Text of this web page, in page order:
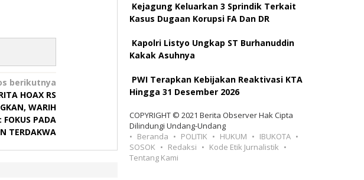
berikutnya
HOAX RS
WARIH
FOKUS PADA
TERDAKWA
Kejagung Keluarkan 3 Sprindik Terkait
Kasus Dugaan Korupsi FA Dan DR
Kapolri Listyo Ungkap ST Burhanuddin
Kakak Asuhnya
PWI Terapkan Kebijakan Reaktivasi KTA
Hingga 31 Desember 2026
COPYRIGHT © 2021 Berita Observer Hak Cipta
Dilindungi Undang-Undang
Beranda
POLITIK HUKUM
IBUKOTA
SOSOK
Redaksi
Kode Etik Jurnalistik
Tentang Kami